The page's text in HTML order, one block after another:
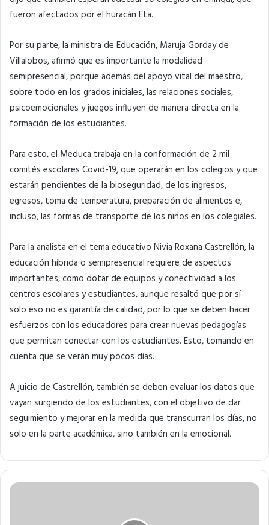
fueron afectados por el huracán Eta.
Por su parte, la ministra de Educación, Maruja Gorday de
Villalobos, afirmó que es importante la modalidad
semipresencial, porque además del apoyo vital del maestro,
sobre todo en los grados iniciales, las relaciones sociales,
psicoemocionales y juegos influyen de manera directa en la
formación de los estudiantes.
Para esto, el Meduca trabaja en la conformación de 2 mil
comités escolares Covid-19, que operarán en los colegios y que
estarán pendientes de la bioseguridad, de los ingresos,
egresos, toma de temperatura, preparación de alimentos e,
incluso, las formas de transporte de los niños en los colegiales.
Para la analista en el tema educativo Nivia Roxana Castrellón, la
educación híbrida o semipresencial requiere de aspectos
importantes, como dotar de equipos y conectividad a los
centros escolares y estudiantes, aunque resaltó que por sí
solo eso no es garantía de calidad, por lo que se deben hacer
esfuerzos con los educadores para crear nuevas pedagogías
que permitan conectar con los estudiantes. Esto, tomando en
cuenta que se verán muy pocos días.
A juicio de Castrellón, también se deben evaluar los datos que
vayan surgiendo de los estudiantes, con el objetivo de dar
seguimiento y mejorar en la medida que transcurran los días, no
solo en la parte académica, sino también en la emocional.